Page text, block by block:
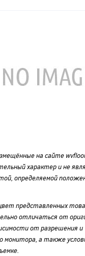
на сайте
характер и не
определяемой
представленных
отличаться от
от разрешения и
монитора, а также